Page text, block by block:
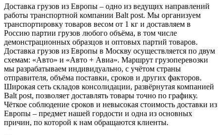
Доставка грузов из Европы – одно из ведущих направлений
работы транспортной компании Balt post. Мы организуем
транспортировку товаров весом от 1 кг и доставляем в
Россию партии грузов любого объёма, в том числе
демонстрационных образцов и оптовых партий товаров.
Доставка грузов из Европы в Москву осуществляется по двум
схемам: «Авто» и «Авто + Авиа». Маршрут грузоперевозки
мы разрабатываем индивидуально, с учётом страны
отправителя, объёма поставки, сроков и других факторов.
Широкая сеть складов консолидации, развёрнутая компанией
Balt post, позволяет доставлять товары точно по графику.
Чёткое соблюдение сроков и невысокая стоимость доставки из
Европы – предмет нашей гордости и одна из основных
причин, по которой к нам обращаются клиенты.